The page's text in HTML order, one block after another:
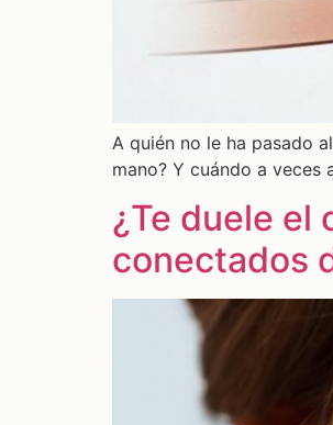
A quién no le ha pasado
mano? Y cuándo a
¿Te duele el
conectados